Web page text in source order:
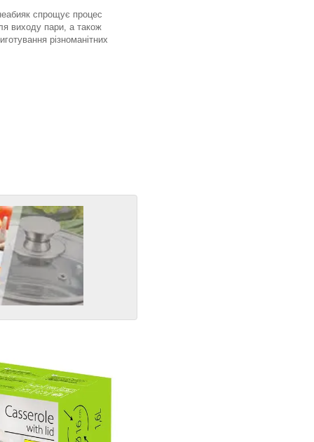
спрощує процес
виходу пари, а також
різноманітних